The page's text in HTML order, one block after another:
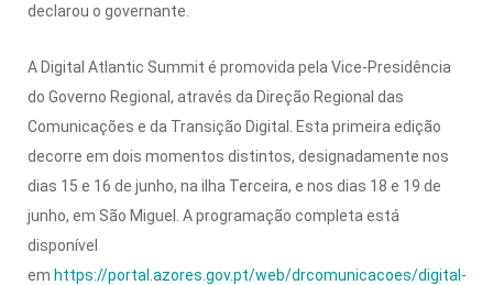
declarou o governante.
A Digital Atlantic Summit é promovida pela Vice-Presidência
do Governo Regional, através da Direção Regional das
Comunicações e da Transição Digital. Esta primeira edição
decorre em dois momentos distintos, designadamente nos
dias 15 e 16 de junho, na ilha Terceira, e nos dias 18 e 19 de
junho, em São Miguel. A programação completa está
disponível
em https://portal.azores.gov.pt/web/drcomunicacoes/digital-